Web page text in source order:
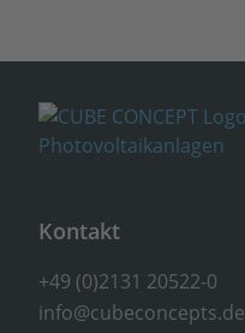
Kontakt
+49 (0)2131 20522-0
info@cubeconcepts.de